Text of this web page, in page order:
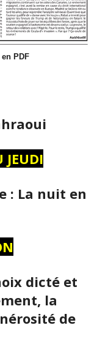
PDF
JEUDI
: La nuit en
dicté et
la
de